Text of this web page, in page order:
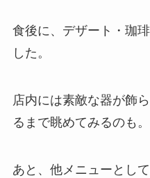
食後に、デザート・珈
した。
店内には素敵な器が飾
るまで眺めてみるのも。
あと、他メニューとし